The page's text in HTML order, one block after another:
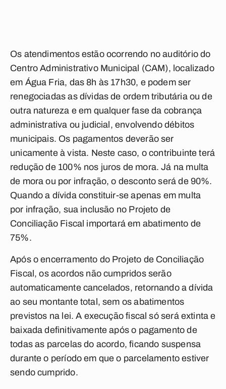
Os atendimentos estão ocorrendo no auditório do
Centro Administrativo Municipal (CAM), localizado
em Água Fria, das 8h às 17h30, e podem ser
renegociadas as dívidas de ordem tributária ou de
outra natureza e em qualquer fase da cobrança
administrativa ou judicial, envolvendo débitos
municipais. Os pagamentos deverão ser
unicamente à vista. Neste caso, o contribuinte terá
redução de 100% nos juros de mora. Já na multa
de mora ou por infração, o desconto será de 90%.
Quando a dívida constituir-se apenas em multa
por infração, sua inclusão no Projeto de
Conciliação Fiscal importará em abatimento de
75%.
Após o encerramento do Projeto de Conciliação
Fiscal, os acordos não cumpridos serão
automaticamente cancelados, retornando a dívida
ao seu montante total, sem os abatimentos
previstos na lei. A execução fiscal só será extinta e
baixada definitivamente após o pagamento de
todas as parcelas do acordo, ficando suspensa
durante o período em que o parcelamento estiver
sendo cumprido.